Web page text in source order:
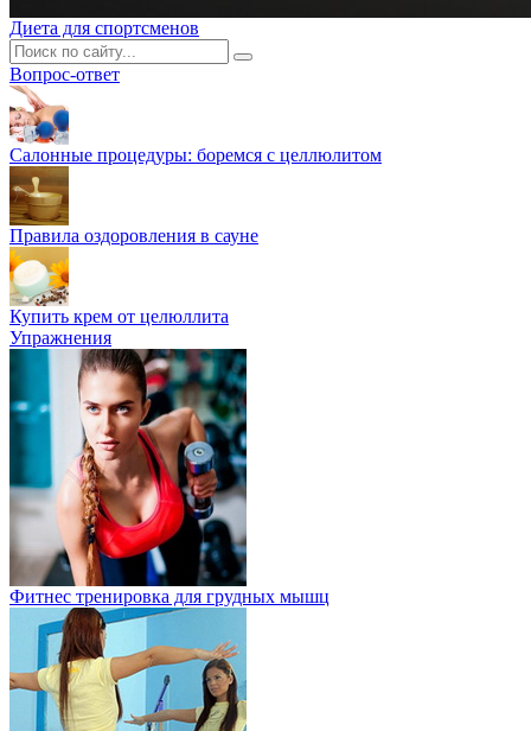
Диета для спортсменов
Вопрос-ответ
Салонные процедуры: боремся с целлюлитом
Правила оздоровления в сауне
Купить крем от целюллита
Упражнения
Фитнес тренировка для грудных мышц